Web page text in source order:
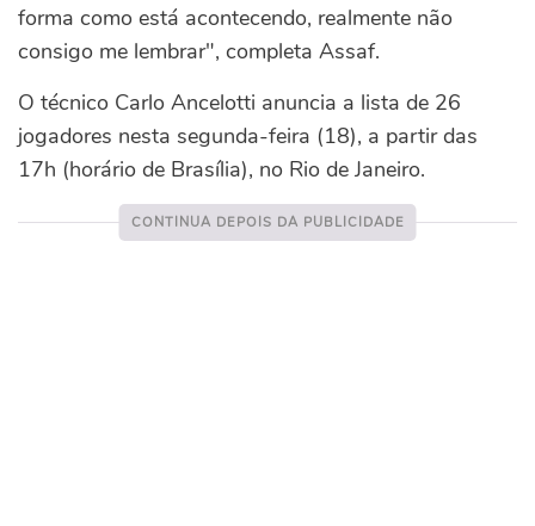
forma como está acontecendo, realmente não
consigo me lembrar", completa Assaf.
O técnico Carlo Ancelotti anuncia a lista de 26
jogadores nesta segunda-feira (18), a partir das
17h (horário de Brasília), no Rio de Janeiro.